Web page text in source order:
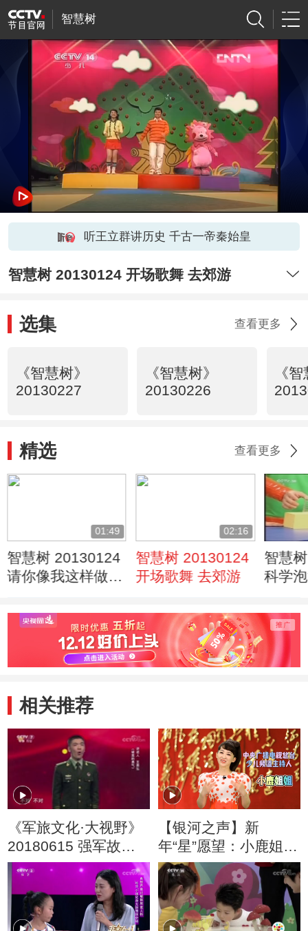
智慧树
听王立群讲历史 千古一帝秦始皇
智慧树 20130124 开场歌舞 去郊游
选集 查看更多
《智慧树》
20130227
《智慧树》
20130226
《
精选 查看更多
01:49
智慧树 20130124
请你像我这样做
02:16
智慧树 20130124
开场歌舞 去郊游
智慧
科学
琳珊
相关推荐
《军旅文化·大视野》
20180615 强军故事
会
【银河之声】新
年“星”愿望：小鹿姐姐
祝大家开心每一天